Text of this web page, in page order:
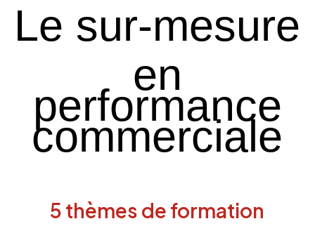
Le sur-mesure
en
performance
commerciale
5 thèmes de formation